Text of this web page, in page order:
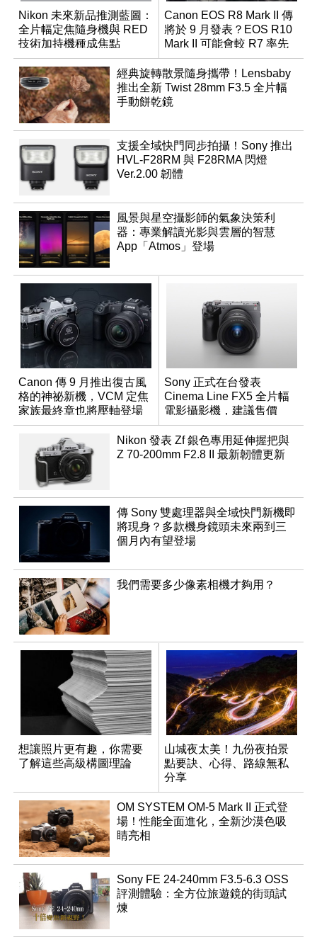
Nikon 未來新品推測藍圖：
全片幅定焦隨身機與 RED
技術加持機種成焦點
Canon EOS R8 Mark II 傳
將於 9 月發表？EOS R10
Mark II 可能會較 R7 率先
推出
經典旋轉散景隨身攜帶！Lensbaby
推出全新 Twist 28mm F3.5 全片幅
手動餅乾鏡
支援全域快門同步拍攝！Sony 推出
HVL-F28RM 與 F28RMA 閃燈
Ver.2.00 韌體
風景與星空攝影師的氣象決策利
器：專業解讀光影與雲層的智慧
App「Atmos」登場
Canon 傳 9 月推出復古風
格的神祕新機，VCM 定焦
家族最終章也將壓軸登場
Sony 正式在台發表
Cinema Line FX5 全片幅
電影攝影機，建議售價
NT$144,980
Nikon 發表 Zf 銀色專用延伸握把與
Z 70-200mm F2.8 II 最新韌體更新
傳 Sony 雙處理器與全域快門新機即
將現身？多款機身鏡頭未來兩到三
個月內有望登場
我們需要多少像素相機才夠用？
想讓照片更有趣，你需要
了解這些高級構圖理論
山城夜太美！九份夜拍景
點要訣、心得、路線無私
分享
OM SYSTEM OM-5 Mark II 正式登
場！性能全面進化，全新沙漠色吸
睛亮相
Sony FE 24-240mm F3.5-6.3 OSS
評測體驗：全方位旅遊鏡的街頭試
煉